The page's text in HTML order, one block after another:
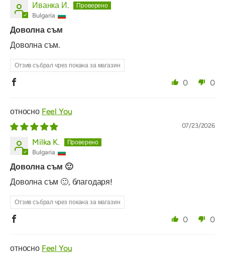
Иванка И.
Bulgaria
Доволна съм
Доволна съм.
Отзив събрал чрез покана за магазин
0 0
Feel You
07/23/2026
Milka K.
Bulgaria
Доволна съм 🙂
Доволна съм 🙂, благодаря!
Отзив събрал чрез покана за магазин
0 0
Feel You